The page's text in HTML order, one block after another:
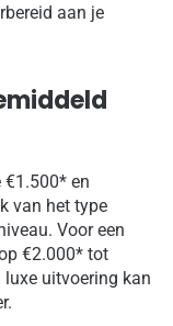
aan je
€1.500* en
van het type
Voor een
€2.000* tot
luxe uitvoering kan